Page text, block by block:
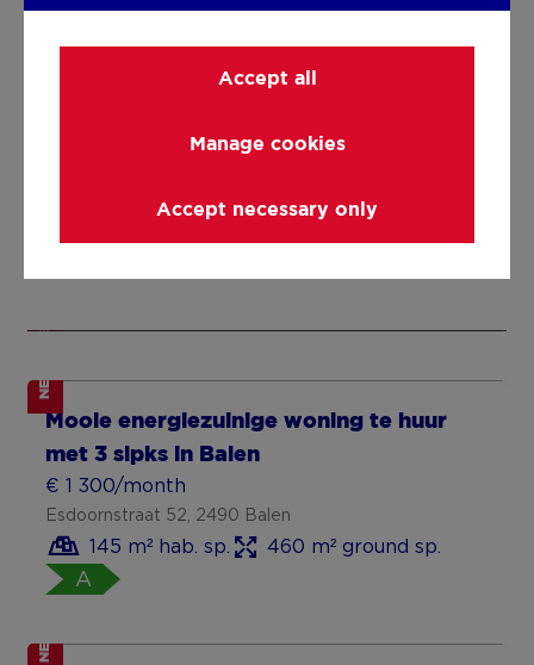
Fonteinen, Vilvoorde
Harensesteenweg 288 huis, 1800 Vilvoorde
NEW
180 m² habitable sp.
NEW
Mooie energiezuinige woning te huur
met 3 slpks in Balen
€ 1 300/month
Esdoornstraat 52, 2490 Balen
145 m² hab. sp. 460 m² ground sp.
A
NEW
Accept all
Manage cookies
Accept necessary only